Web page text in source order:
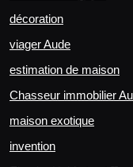
décoration
viager Aude
estimation de maison
Chasseur immobilier
maison exotique
invention